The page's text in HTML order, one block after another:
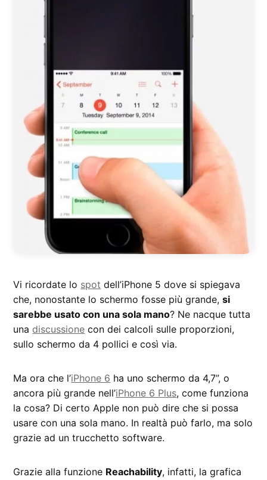
Vi ricordate lo spot dell’iPhone 5 dove si spiegava
che, nonostante lo schermo fosse più grande,si
sarebbe usato con una sola mano? Ne nacque tutta
una discussione con dei calcoli sulle proporzioni,
sullo schermo da 4 pollici e così via.
Ma ora che l’iPhone 6 ha uno schermo da 4,7”, o
ancora più grande nell’iPhone 6 Plus, come funziona
la cosa? Di certo Apple non può dire che si possa
usare con una sola mano. In realtà può farlo, ma solo
grazie ad un trucchetto software.
Grazie alla funzione Reachability, infatti, la grafica